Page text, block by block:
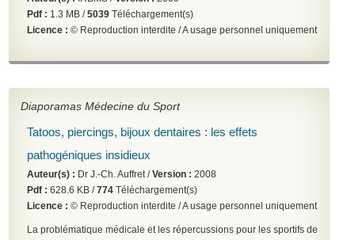
Pdf : 1.3 MB /5039 Téléchargement(s)
Licence : © Reproduction interdite / A usage personnel uniquement
Diaporamas Médecine du Sport
Tatoos, piercings, bijoux dentaires : les effets
pathogéniques insidieux
Auteur(s) : Dr J.-Ch. Auffret /Version : 2008
Pdf : 628.6 KB /774 Téléchargement(s)
Licence : © Reproduction interdite / A usage personnel uniquement
La problématique médicale et les répercussions pour les sportifs de